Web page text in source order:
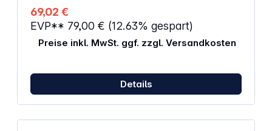
sehr komfortabel macht. Mit der SMB404 kannst du
die Flexibilität deiner Küchenmaschine erweitern
und – etwa bei großem Teigvolumen oder wenn
eine separate Schüssel gewünscht ist – schnell
zwischen mehreren Schüsseln wechseln. Die
Küchen und erleichtert die Pflege und Reinigung
durch ihre glatte, robuste Oberfläche.
Eigenschaften: Fassungsvermögen: 4,8 Liter
Material: polierter Edelstahl Ergonomischer Griff
69,02 €
EVP** 79,00 € (12.63% gespart)
Preise inkl. MwSt. ggf. zzgl. Versandkosten
Details